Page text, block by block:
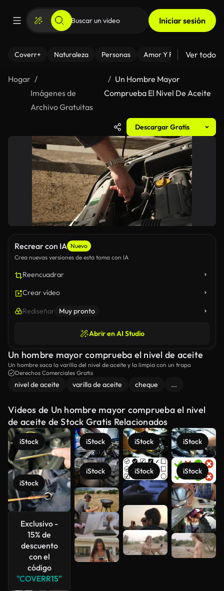
Iniciar sesión
Coverr+ Naturaleza Personas Amor Y Relaciones
Ver todo
Hogar
Imágenes de
Archivo Gratuitas
Un Hombre Mayor
Comprueba El Nivel De Aceite
Descargar Gratis
Recrear con IA Nuevo
Crea nuevas versiones de esta toma con IA
Reencuadrar
Crear vídeo
Rediseñar Muy pronto
Abrir en AI Studio
Un hombre mayor comprueba el nivel de aceite
Un hombre saca la varilla del nivel de aceite y la limpia con un trapo
Derechos Comerciales Gratis
nivel de aceite varilla de aceite cheque ...
Videos de Un hombre mayor comprueba el nivel
de aceite de Stock Gratis Relacionados
iStock
iStock
Exclusivo -
15% de
descuento
con el
código
"COVERR15"
iStock
iStock
iStock
iStock
iStock
iStock
Ver más